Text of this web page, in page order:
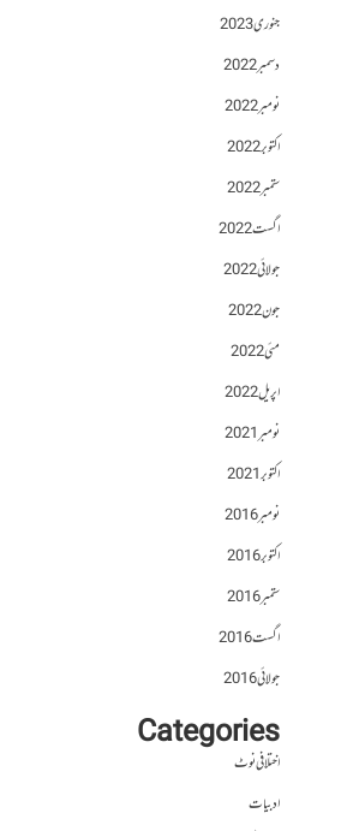
جنوری 2023
دسمبر 2022
نومبر 2022
اکتوبر 2022
ستمبر 2022
اگست 2022
جولائی 2022
جون 2022
مئی 2022
اپریل 2022
نومبر 2021
اکتوبر 2021
نومبر 2016
اکتوبر 2016
ستمبر 2016
اگست 2016
جولائی 2016
Categories
اختلافی نوٹ
ادبیات